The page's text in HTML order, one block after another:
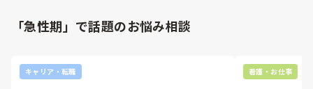
「急性期」で話題のお悩み相談
キャリア・転職 看護・お仕事